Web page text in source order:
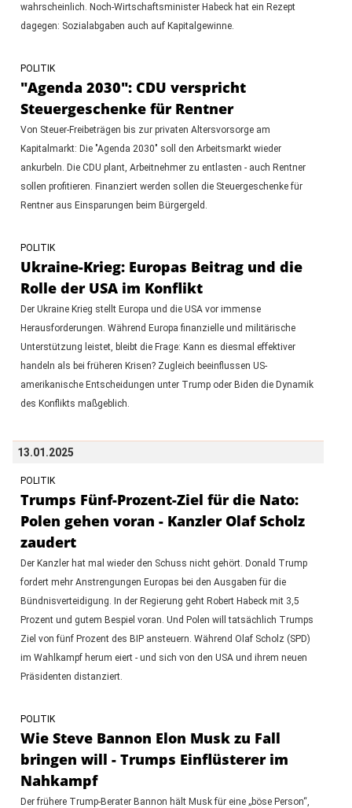
wahrscheinlich. Noch-Wirtschaftsminister Habeck hat ein Rezept
dagegen: Sozialabgaben auch auf Kapitalgewinne.
POLITIK
"Agenda 2030": CDU verspricht
Steuergeschenke für Rentner
Von Steuer-Freibeträgen bis zur privaten Altersvorsorge am
Kapitalmarkt: Die "Agenda 2030" soll den Arbeitsmarkt wieder
ankurbeln. Die CDU plant, Arbeitnehmer zu entlasten - auch Rentner
sollen profitieren. Finanziert werden sollen die Steuergeschenke für
Rentner aus Einsparungen beim Bürgergeld.
POLITIK
Ukraine-Krieg: Europas Beitrag und die
Rolle der USA im Konflikt
Der Ukraine Krieg stellt Europa und die USA vor immense
Herausforderungen. Während Europa finanzielle und militärische
Unterstützung leistet, bleibt die Frage: Kann es diesmal effektiver
handeln als bei früheren Krisen? Zugleich beeinflussen US-
amerikanische Entscheidungen unter Trump oder Biden die Dynamik
des Konflikts maßgeblich.
13.01.2025
POLITIK
Trumps Fünf-Prozent-Ziel für die Nato:
Polen gehen voran - Kanzler Olaf Scholz
zaudert
Der Kanzler hat mal wieder den Schuss nicht gehört. Donald Trump
fordert mehr Anstrengungen Europas bei den Ausgaben für die
Bündnisverteidigung. In der Regierung geht Robert Habeck mit 3,5
Prozent und gutem Bespiel voran. Und Polen will tatsächlich Trumps
Ziel von fünf Prozent des BIP ansteuern. Während Olaf Scholz (SPD)
im Wahlkampf herum eiert - und sich von den USA und ihrem neuen
Präsidenten distanziert.
POLITIK
Wie Steve Bannon Elon Musk zu Fall
bringen will - Trumps Einflüsterer im
Nahkampf
Der frühere Trump-Berater Bannon hält Musk für eine „böse Person“,